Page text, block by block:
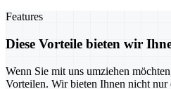
Features
Diese Vorteile bieten wir
Wenn Sie mit uns umziehen
Vorteilen. Wir bieten Ihnen nicht nur